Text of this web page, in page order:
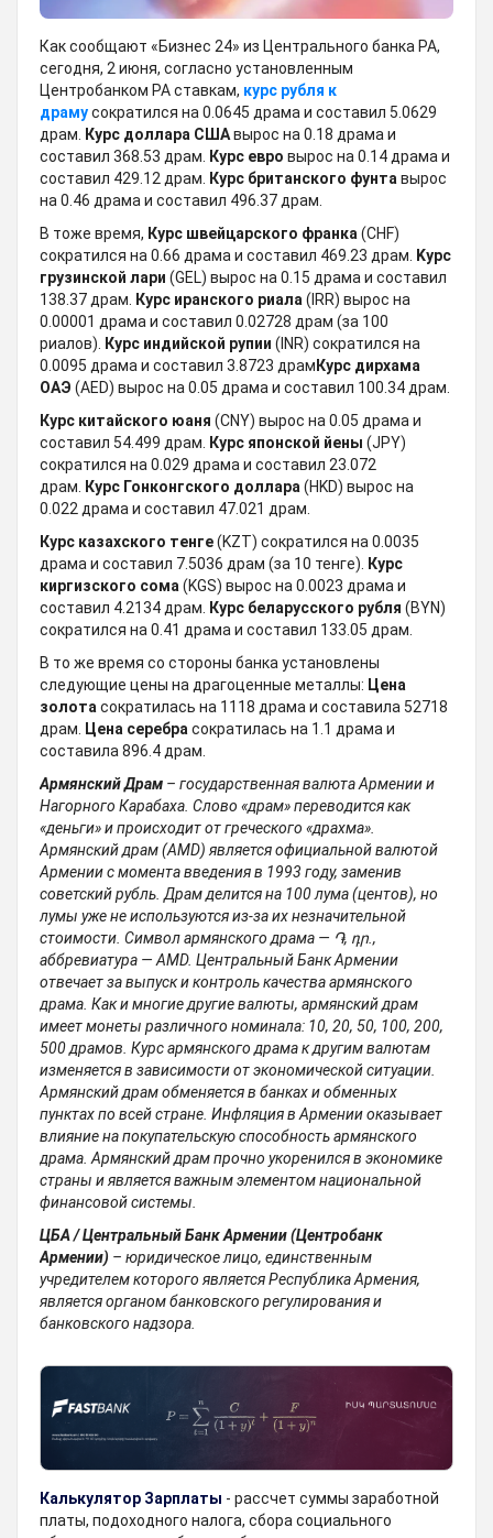
Как сообщают «Бизнес 24» из Центрального банка РА,
сегодня, 2 июня, согласно установленным
Центробанком РА ставкам, курс рубля к
драмусократился на 0.0645 драмa и составил 5.0629
драм. Курс доллара СШАвырос на 0.18 драмa и
составил 368.53 драм. Курс евро вырос на 0.14 драмa и
составил 429.12 драм. Курс британского фунтавырос
на 0.46 драмa и составил 496.37 драм.
В тоже время, Курс швейцарского франка(CHF)
сократился на 0.66 драмa и составил 469.23 драм. Kурс
грузинской лари (GEL) вырос на 0.15 драмa и составил
138.37 драм. Курс иранского риала(IRR) вырос на
0.00001 драмa и составил 0.02728 драм (за 100
риалов). Курс индийской рупии (INR) сократился на
0.0095 драмa и составил 3.8723 драм Курс дирхама
ОАЭ (AED) вырос на 0.05 драмa и составил 100.34 драм.
Курс китайского юаня (CNY) вырос на 0.05 драмa и
составил 54.499 драм. Курс японской йены (JPY)
сократился на 0.029 драмa и составил 23.072
драм. Курс Гонконгского доллара(HKD) вырос на
0.022 драмa и составил 47.021 драм.
Курс казахского тенге(KZT) сократился на 0.0035
драмa и составил 7.5036 драм (за 10 тенге). Курс
киргизского сома(KGS) вырос на 0.0023 драмa и
составил 4.2134 драм. Курс беларусского рубля (BYN)
сократился на 0.41 драмa и составил 133.05 драм.
В то же время со стороны банка установлены
следующие цены на драгоценные металлы: Цена
золотасократилась на 1118 драмa и составила 52718
драм. Цена серебрасократилась на 1.1 драмa и
составила 896.4 драм.
Армянский Драм – государственная валюта Армении и
Нагорного Карабаха. Слово «драм» переводится как
«деньги» и происходит от греческого «драхма».
Армянский драм (AMD) является официальной валютой
Армении с момента введения в 1993 году, заменив
советский рубль. Драм делится на 100 лума (центов), но
лумы уже не используются из-за их незначительной
стоимости. Символ армянского драма — ֏, դր.,
аббревиатура — AMD. Центральный Банк Армении
отвечает за выпуск и контроль качества армянского
драма. Как и многие другие валюты, армянский драм
имеет монеты различного номинала: 10, 20, 50, 100, 200,
500 драмов. Курс армянского драма к другим валютам
изменяется в зависимости от экономической ситуации.
Армянский драм обменяется в банках и обменных
пунктах по всей стране. Инфляция в Армении оказывает
влияние на покупательскую способность армянского
драма. Армянский драм прочно укоренился в экономике
страны и является важным элементом национальной
финансовой системы.
ЦБА / Центральный Банк Армении (Центробанк
Армении) – юридическое лицо, единственным
учредителем которого является Республика Армения,
является органом банковского регулирования и
банковского надзора.
Калькулятор Зарплаты - рассчет суммы заработной
платы, подоходного налога, сбора социального